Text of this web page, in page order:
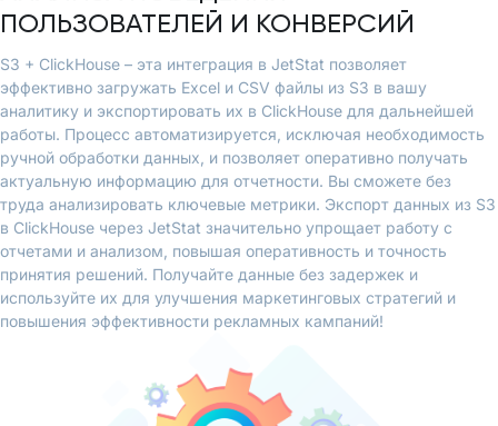
ПОЛЬЗОВАТЕЛЕЙ И КОНВЕРСИЙ
S3 + ClickHouse – эта интеграция в JetStat позволяет
эффективно загружать Excel и CSV файлы из S3 в вашу
аналитику и экспортировать их в ClickHouse для дальнейшей
работы. Процесс автоматизируется, исключая необходимость
ручной обработки данных, и позволяет оперативно получать
актуальную информацию для отчетности. Вы сможете без
труда анализировать ключевые метрики. Экспорт данных из S3
в ClickHouse через JetStat значительно упрощает работу с
отчетами и анализом, повышая оперативность и точность
принятия решений. Получайте данные без задержек и
используйте их для улучшения маркетинговых стратегий и
повышения эффективности рекламных кампаний!